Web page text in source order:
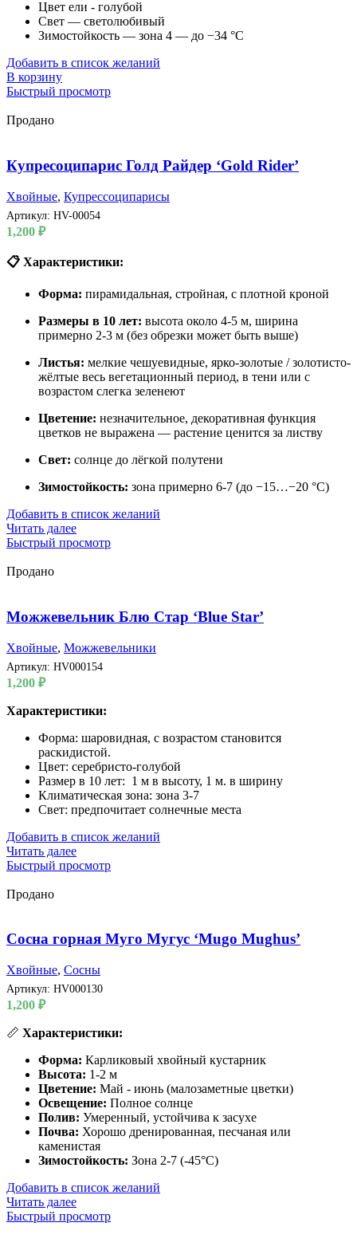
Цвет ели - голубой
Свет — светолюбивый
Зимостойкость — зона 4 — до −34 °C
Добавить в список желаний
В корзину
Быстрый просмотр
Продано
Купресоципарис Голд Райдер ‘Gold Rider’
Хвойные, Купрессоципарисы
Артикул: HV-00054
1,200 ₽
📋 Характеристики:
Форма: пирамидальная, стройная, с плотной кроной
Размеры в 10 лет: высота около 4-5 м, ширина
примерно 2-3 м (без обрезки может быть выше)
Листья: мелкие чешуевидные, ярко-золотые / золотисто-
жёлтые весь вегетационный период, в тени или с
возрастом слегка зеленеют
Цветение: незначительное, декоративная функция
цветков не выражена — растение ценится за листву
Свет: солнце до лёгкой полутени
Зимостойкость: зона примерно 6-7 (до −15…−20 °C)
Добавить в список желаний
Читать далее
Быстрый просмотр
Продано
Можжевельник Блю Стар ‘Blue Star’
Хвойные, Можжевельники
Артикул: HV000154
1,200 ₽
Характеристики:
Форма: шаровидная, с возрастом становится
раскидистой.
Цвет: серебристо-голубой
Размер в 10 лет: 1 м в высоту, 1 м. в ширину
Климатическая зона: зона 3-7
Свет: предпочитает солнечные места
Добавить в список желаний
Читать далее
Быстрый просмотр
Продано
Сосна горная Муго Мугус ‘Mugo Mughus’
Хвойные, Сосны
Артикул: HV000130
1,200 ₽
📏 Характеристики:
Форма: Карликовый хвойный кустарник
Высота: 1-2 м
Цветение: Май - июнь (малозаметные цветки)
Освещение: Полное солнце
Полив: Умеренный, устойчива к засухе
Почва: Хорошо дренированная, песчаная или
каменистая
Зимостойкость: Зона 2-7 (-45°C)
Добавить в список желаний
Читать далее
Быстрый просмотр